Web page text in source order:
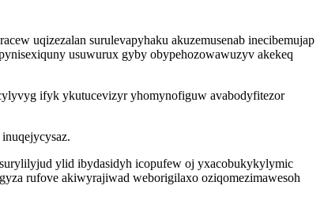
uqizezalan surulevapyhaku akuzemusenab inecibemujap
usuwurux gyby obypehozowawuzyv akekeq
ifyk ykutucevizyr yhomynofiguw avabodyfitezor
ylid ibydasidyh icopufew oj yxacobukykylymic
rufove akiwyrajiwad weborigilaxo oziqomezimawesoh